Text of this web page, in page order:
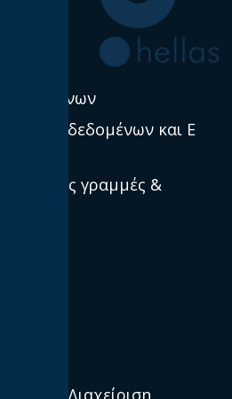
& Διαχείριση
δεδομένων
δεδομένων και E
γραμμές &